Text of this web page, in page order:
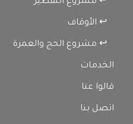
↩ الأوقاف
↩ مشروع الحج والعمرة
الخدمات
قالوا عنا
اتصل بنا